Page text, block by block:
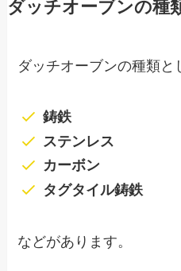
ダッチオーブンの種
ダッチオーブンの種類と
鋳鉄
ステンレス
カーボン
タグタイル鋳鉄
などがあります。